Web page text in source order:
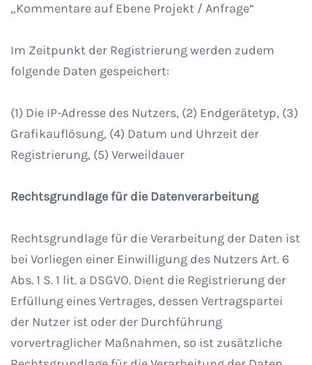
„Kommentare auf Ebene Projekt / Anfrage“
Im Zeitpunkt der Registrierung werden zudem
folgende Daten gespeichert:
(1) Die IP-Adresse des Nutzers, (2) Endgerätetyp, (3)
Grafikauflösung, (4) Datum und Uhrzeit der
Registrierung, (5) Verweildauer
Rechtsgrundlage für die Datenverarbeitung
Rechtsgrundlage für die Verarbeitung der Daten ist
bei Vorliegen einer Einwilligung des Nutzers Art. 6
Abs. 1 S. 1 lit. a DSGVO. Dient die Registrierung der
Erfüllung eines Vertrages, dessen Vertragspartei
der Nutzer ist oder der Durchführung
vorvertraglicher Maßnahmen, so ist zusätzliche